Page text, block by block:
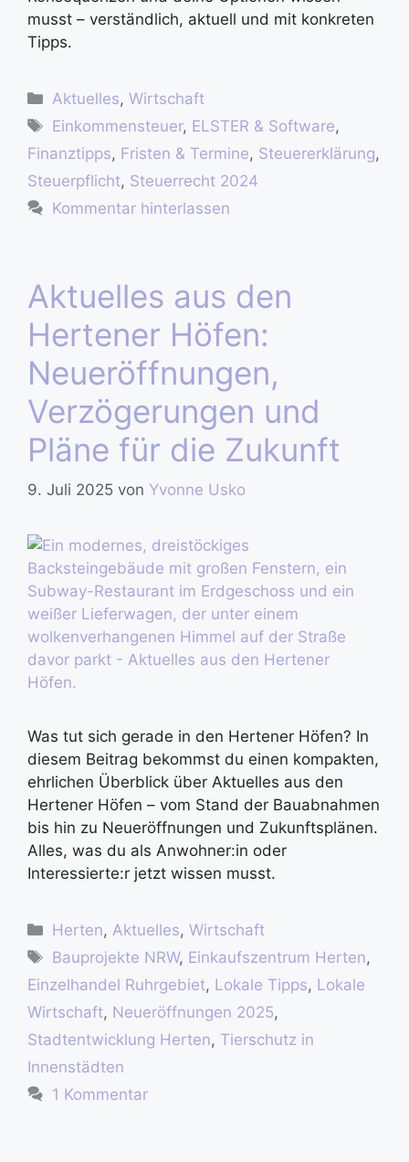
musst – verständlich, aktuell und mit konkreten
Tipps.
Aktuelles,Wirtschaft
Einkommensteuer, ELSTER & Software,
Finanztipps, Fristen & Termine, Steuererklärung,
Steuerpflicht, Steuerrecht 2024
Kommentar hinterlassen
Aktuelles aus den
Hertener Höfen:
Neueröffnungen,
Verzögerungen und
Pläne für die Zukunft
9. Juli 2025 von Yvonne Usko
Was tut sich gerade in den Hertener Höfen? In
diesem Beitrag bekommst du einen kompakten,
ehrlichen Überblick über Aktuelles aus den
Hertener Höfen – vom Stand der Bauabnahmen
bis hin zu Neueröffnungen und Zukunftsplänen.
Alles, was du als Anwohner:in oder
Interessierte:r jetzt wissen musst.
Herten,Aktuelles,Wirtschaft
Bauprojekte NRW, Einkaufszentrum Herten,
Einzelhandel Ruhrgebiet, Lokale Tipps, Lokale
Wirtschaft, Neueröffnungen 2025,
Stadtentwicklung Herten, Tierschutz in
Innenstädten
1 Kommentar